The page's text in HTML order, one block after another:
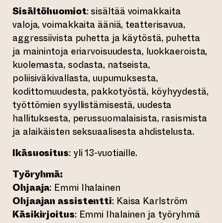
Sisältöhuomiot: sisältää voimakkaita
valoja, voimakkaita ääniä, teatterisavua,
aggressiivista puhetta ja käytöstä, puhetta
ja mainintoja eriarvoisuudesta, luokkaeroista,
kuolemasta, sodasta, natseista,
poliisiväkivallasta, uupumuksesta,
kodittomuudesta, pakkotyöstä, köyhyydestä,
työttömien syyllistämisestä, uudesta
hallituksesta, perussuomalaisista, rasismista
ja alaikäisten seksuaalisesta ahdistelusta.
Ikäsuositus: yli 13-vuotiaille.
Työryhmä:
Ohjaaja: Emmi Ihalainen
Ohjaajan assistentti: Kaisa Karlström
Käsikirjoitus: Emmi Ihalainen ja työryhmä